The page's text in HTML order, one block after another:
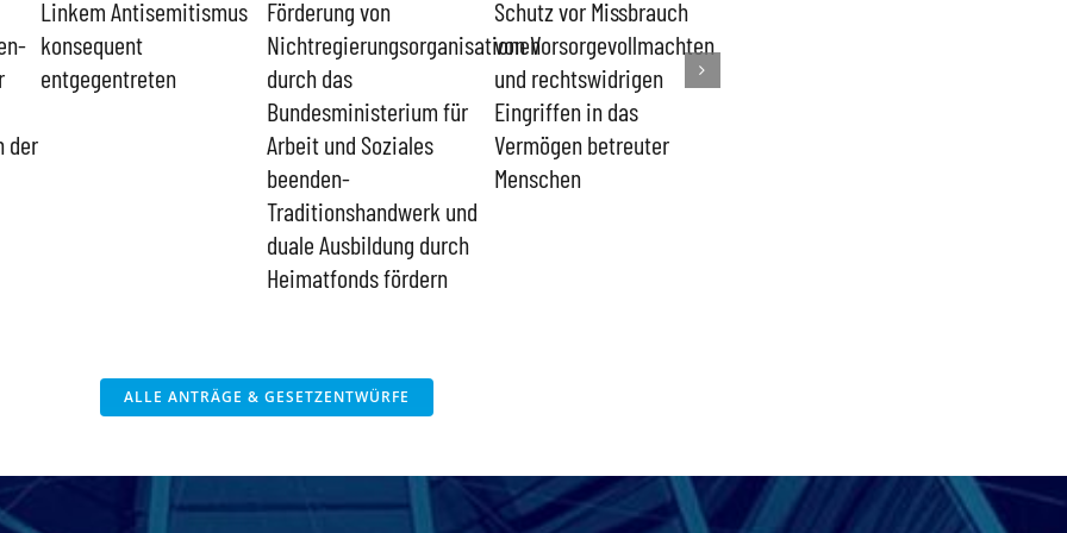
der
Linkem Antisemitismus
konsequent
entgegentreten
Förderung von
Nichtregierungsorganisationen
durch das
Bundesministerium für
Arbeit und Soziales
beenden-
Traditionshandwerk und
duale Ausbildung durch
Heimatfonds fördern
Schutz vor Missbrauch
von Vorsorgevollmachten
und rechtswidrigen
Eingriffen in das
Vermögen betreuter
Menschen
ALLE ANTRÄGE & GESETZENTWÜRFE